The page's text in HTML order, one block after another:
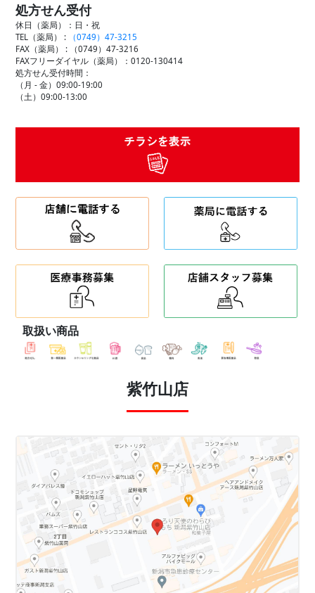
処方せん受付
休日（薬局）：日・祝
TEL（薬局） :
（0749）47-3215
FAX（薬局） :
（0749）47-3216
FAXフリーダイヤル（薬局）：0120-130414
処方せん受付時間：
（月 - 金）09:00-19:00
（土）09:00-13:00
取扱い商品
紫竹山店